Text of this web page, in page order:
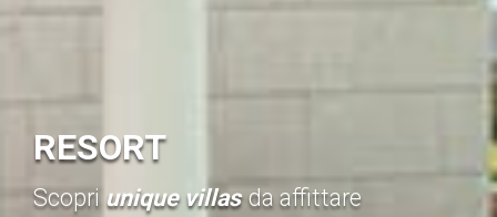
RESORT
Scopri unique villas da affittare